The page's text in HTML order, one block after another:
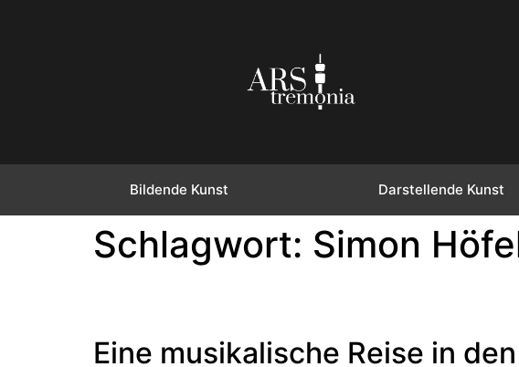
Bildende Kunst Darstellende Kunst
Schlagwort: Simon
Eine musikalische Reise in